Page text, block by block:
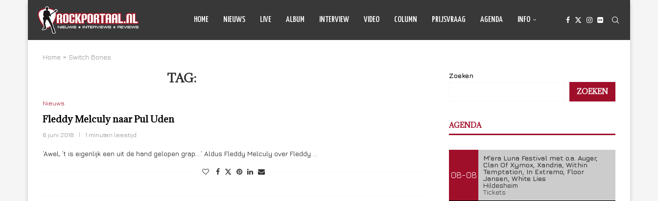
HOME NIEUWS LIVE ALBUM INTERVIEW VIDEO COLUMN PRIJSVRAAG AGENDA INFO
Home » Switch Bones
TAG:
Nieuws
Fleddy Melculy naar Pul Uden
6 juni 2018 1 minuten leestijd
‘Awel, ’t is eigenlijk een uit de hand gelopen grap….’ Aldus Fleddy Melculy over Fleddy …
Zoeken
ZOEKEN
AGENDA
08-08
M'era Luna Festival met o.a. Auger,
Clan Of Xymox, Xandria, Within
Temptation, In Extremo, Floor
Jansen, White Lies
Hildesheim
Tickets